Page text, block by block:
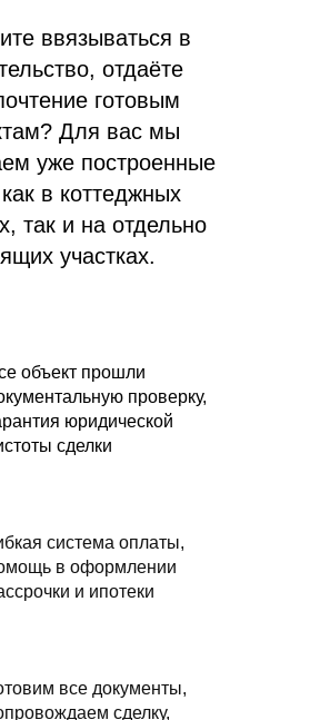
ввязываться в
отдаёте
готовым
Для вас мы
уже построенные
в коттеджных
так и на отдельно
участках.
объект прошли
проверку,
юридической
сделки
система оплаты,
в оформлении
и ипотеки
все документы,
сделку,